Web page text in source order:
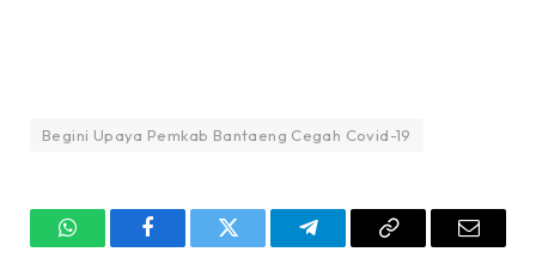
Begini Upaya Pemkab Bantaeng Cegah Covid-19
WhatsAppFacebookTwitter TelegramCopy
Email